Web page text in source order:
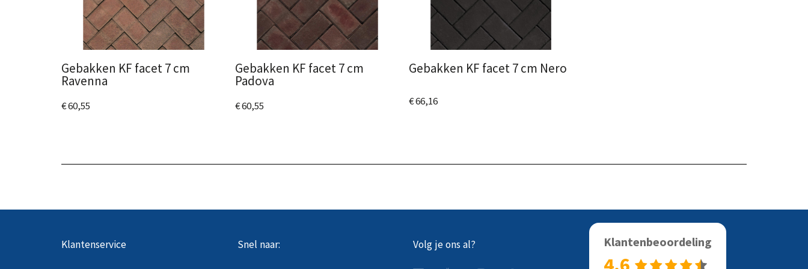
Gebakken KF facet 7 cm
Ravenna
€ 60,55
Gebakken KF facet 7 cm
Padova
€ 60,55
Gebakken KF facet 7 cm Nero
€ 66,16
Klantenservice Snel naar: Volg je ons al? Klantenbeoordeling